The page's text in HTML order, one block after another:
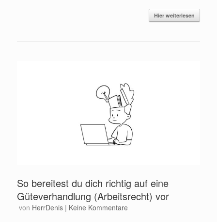
Hier weiterlesen
So bereitest du dich richtig auf eine
Güteverhandlung (Arbeitsrecht) vor
von HerrDenis | Keine Kommentare